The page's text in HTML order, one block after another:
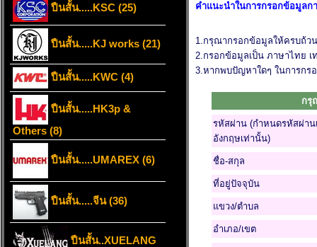
ปืนสั้น.....KSC (25)
ปืนสั้น.....KJ works (21)
ปืนสั้น.....KWC (4)
ปืนสั้น.....HK3p &
Others (8)
ปืนสั้น.....UMAREX (6)
ปืนสั้น.....จีน (36)
ปืนสั้น..XUELANG
คำแนะนำในการกรอกข้อมูลก
1.กรุณากรอกข้อมูลให้ครบถ้ว
2.กรอกข้อมูลเป็น ภาษาไทย เ
3.หากพบปัญหาใดๆ ในการกร
กรุ
รหัสผ่าน (กำหนดรหัสผ่าน
อังกฤษเท่านั้น)
ชื่อ-สกุล
ที่อยู่ปัจจุบัน
แขวง/ตำบล
อำเภอ/เขต